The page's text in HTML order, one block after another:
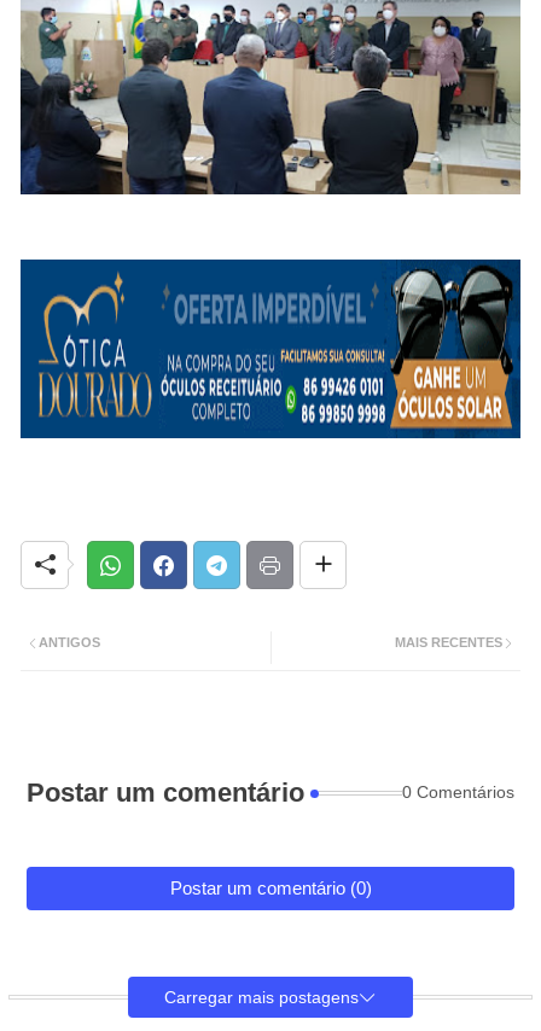
MAIS RECENTES
ANTIGOS
Postar um comentário 0 Comentários
Postar um comentário (0)
Carregar mais postagens